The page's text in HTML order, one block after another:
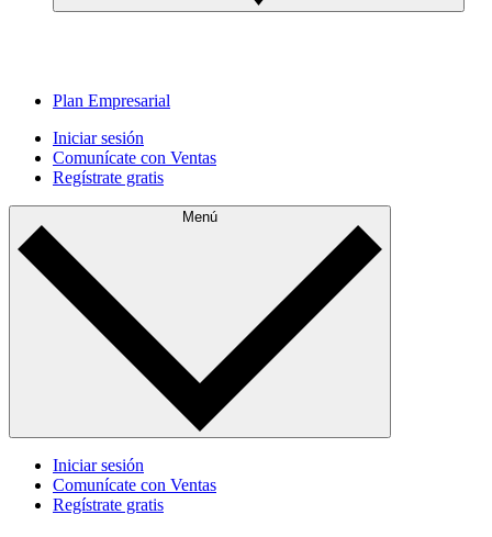
Plan Empresarial
Iniciar sesión
Comunícate con Ventas
Regístrate gratis
Menú
Iniciar sesión
Comunícate con Ventas
Regístrate gratis